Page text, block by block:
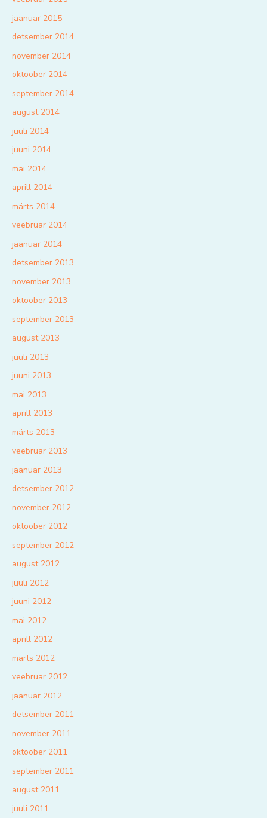
jaanuar 2015
detsember 2014
november 2014
oktoober 2014
september 2014
august 2014
juuli 2014
juuni 2014
mai 2014
aprill 2014
märts 2014
veebruar 2014
jaanuar 2014
detsember 2013
november 2013
oktoober 2013
september 2013
august 2013
juuli 2013
juuni 2013
mai 2013
aprill 2013
märts 2013
veebruar 2013
jaanuar 2013
detsember 2012
november 2012
oktoober 2012
september 2012
august 2012
juuli 2012
juuni 2012
mai 2012
aprill 2012
märts 2012
veebruar 2012
jaanuar 2012
detsember 2011
november 2011
oktoober 2011
september 2011
august 2011
juuli 2011